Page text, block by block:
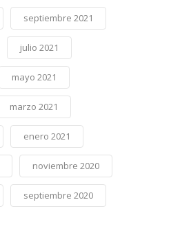
septiembre 2021
julio 2021
mayo 2021
marzo 2021
enero 2021
noviembre 2020
septiembre 2020